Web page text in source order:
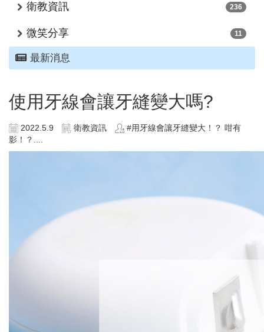
衛教資訊 236
微笑分享 11
最新消息
使用牙線會讓牙縫變大嗎?
2022.5.9 衛教資訊
#用牙線會讓牙縫變大！？ 咁有
影！？....